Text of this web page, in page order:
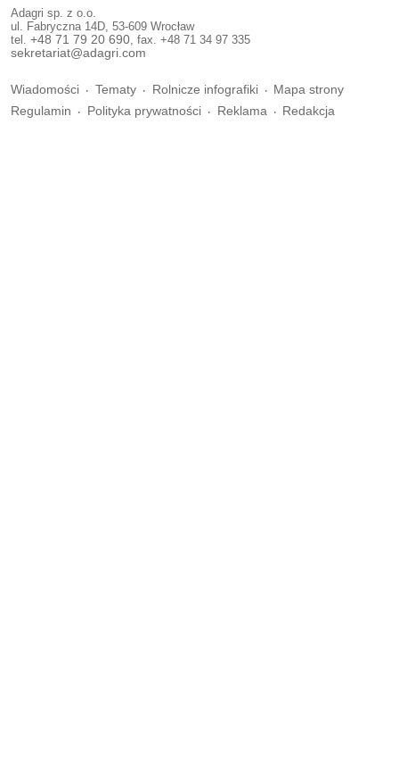
Adagri sp. z o.o.
ul. Fabryczna 14D, 53-609 Wrocław
tel. +48 71 79 20 690 , fax. +48 71 34 97 335
sekretariat@adagri.com
Wiadomości Tematy Rolnicze infografiki
Mapa strony
Regulamin
Polityka prywatności Reklama Redakcja